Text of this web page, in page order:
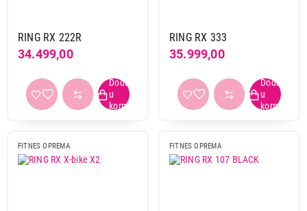
RING RX 222R
34.499,00
RING RX 333
35.999,00
FITNES OPREMA FITNES OPREMA
16.299,00